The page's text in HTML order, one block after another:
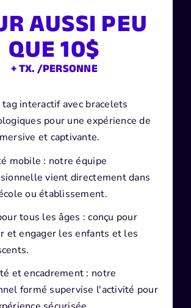
AUSSI PEU
QUE 10$
+ TX. /PERSONNE
tag interactif avec bracelets
pour une expérience de
et captivante.
mobile : notre équipe
vient directement dans
ou établissement.
tous les âges : conçu pour
et engager les enfants et les
et encadrement : notre
formé supervise l'activité pour